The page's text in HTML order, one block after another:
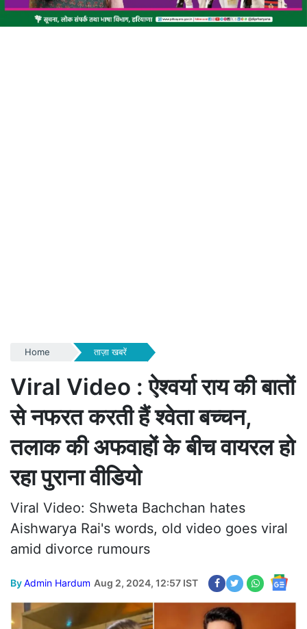
Home ताज़ा खबरें
Viral Video : ऐश्वर्या राय की बातों
से नफरत करती हैं श्वेता बच्चन,
तलाक की अफवाहों के बीच वायरल हो
रहा पुराना वीडियो
Viral Video: Shweta Bachchan hates
Aishwarya Rai's words, old video goes viral
amid divorce rumours
ByAdmin Hardum Aug 2, 2024, 12:57 IST